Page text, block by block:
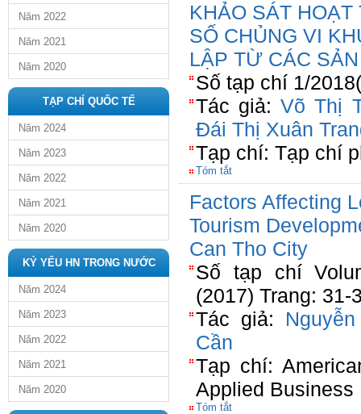
Năm 2022
Năm 2021
Năm 2020
TẠP CHÍ QUỐC TẾ
Năm 2024
Năm 2023
Năm 2022
Năm 2021
Năm 2020
KỶ YẾU HN TRONG NƯỚC
Năm 2024
Năm 2023
Năm 2022
Năm 2021
Năm 2020
KHẢO SÁT
SỐ CHỦNG VI
LẬP TỪ CÁC
Số tạp chí 1/
Tác giả:Võ Thị
Đái Thị Xuân
Tạp chí: Tạp chí
Tóm tắt
Factors Affecting
Tourism
Can Tho City
Số tạp chí
(2017) Trang: 31-
Tác giả:
Cần
Tạp chí:
Applied Business
Tóm tắt